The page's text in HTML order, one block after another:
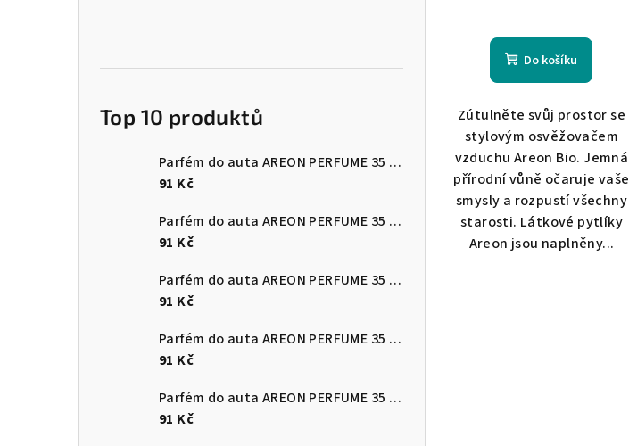
Top 10 produktů
Parfém do auta AREON PERFUME 35 ml Neroli
91 Kč
Parfém do auta AREON PERFUME 35 ml Osmanthus
91 Kč
Parfém do auta AREON PERFUME 35 ml Vanilla Black
91 Kč
Parfém do auta AREON PERFUME 35 ml Lily Of The Valley
91 Kč
Parfém do auta AREON PERFUME 35 ml Vanilla Mia
91 Kč
Do košíku
Zútulněte svůj prostor se
stylovým osvěžovačem
vzduchu Areon Bio. Jemná
přírodní vůně očaruje vaše
smysly a rozpustí všechny
starosti. Látkové pytlíky
Areon jsou naplněny...